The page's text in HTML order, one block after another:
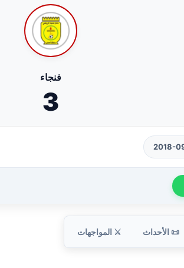
فنجاء
3
📜 الأحداث ⚔️ المواجهات